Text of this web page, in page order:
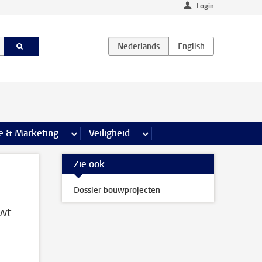
Login
& Marketing meer Communicatie & Marketing pagina’s
Veiligheid meer Veiligheid pagina’s
Zie ook
Dossier bouwprojecten